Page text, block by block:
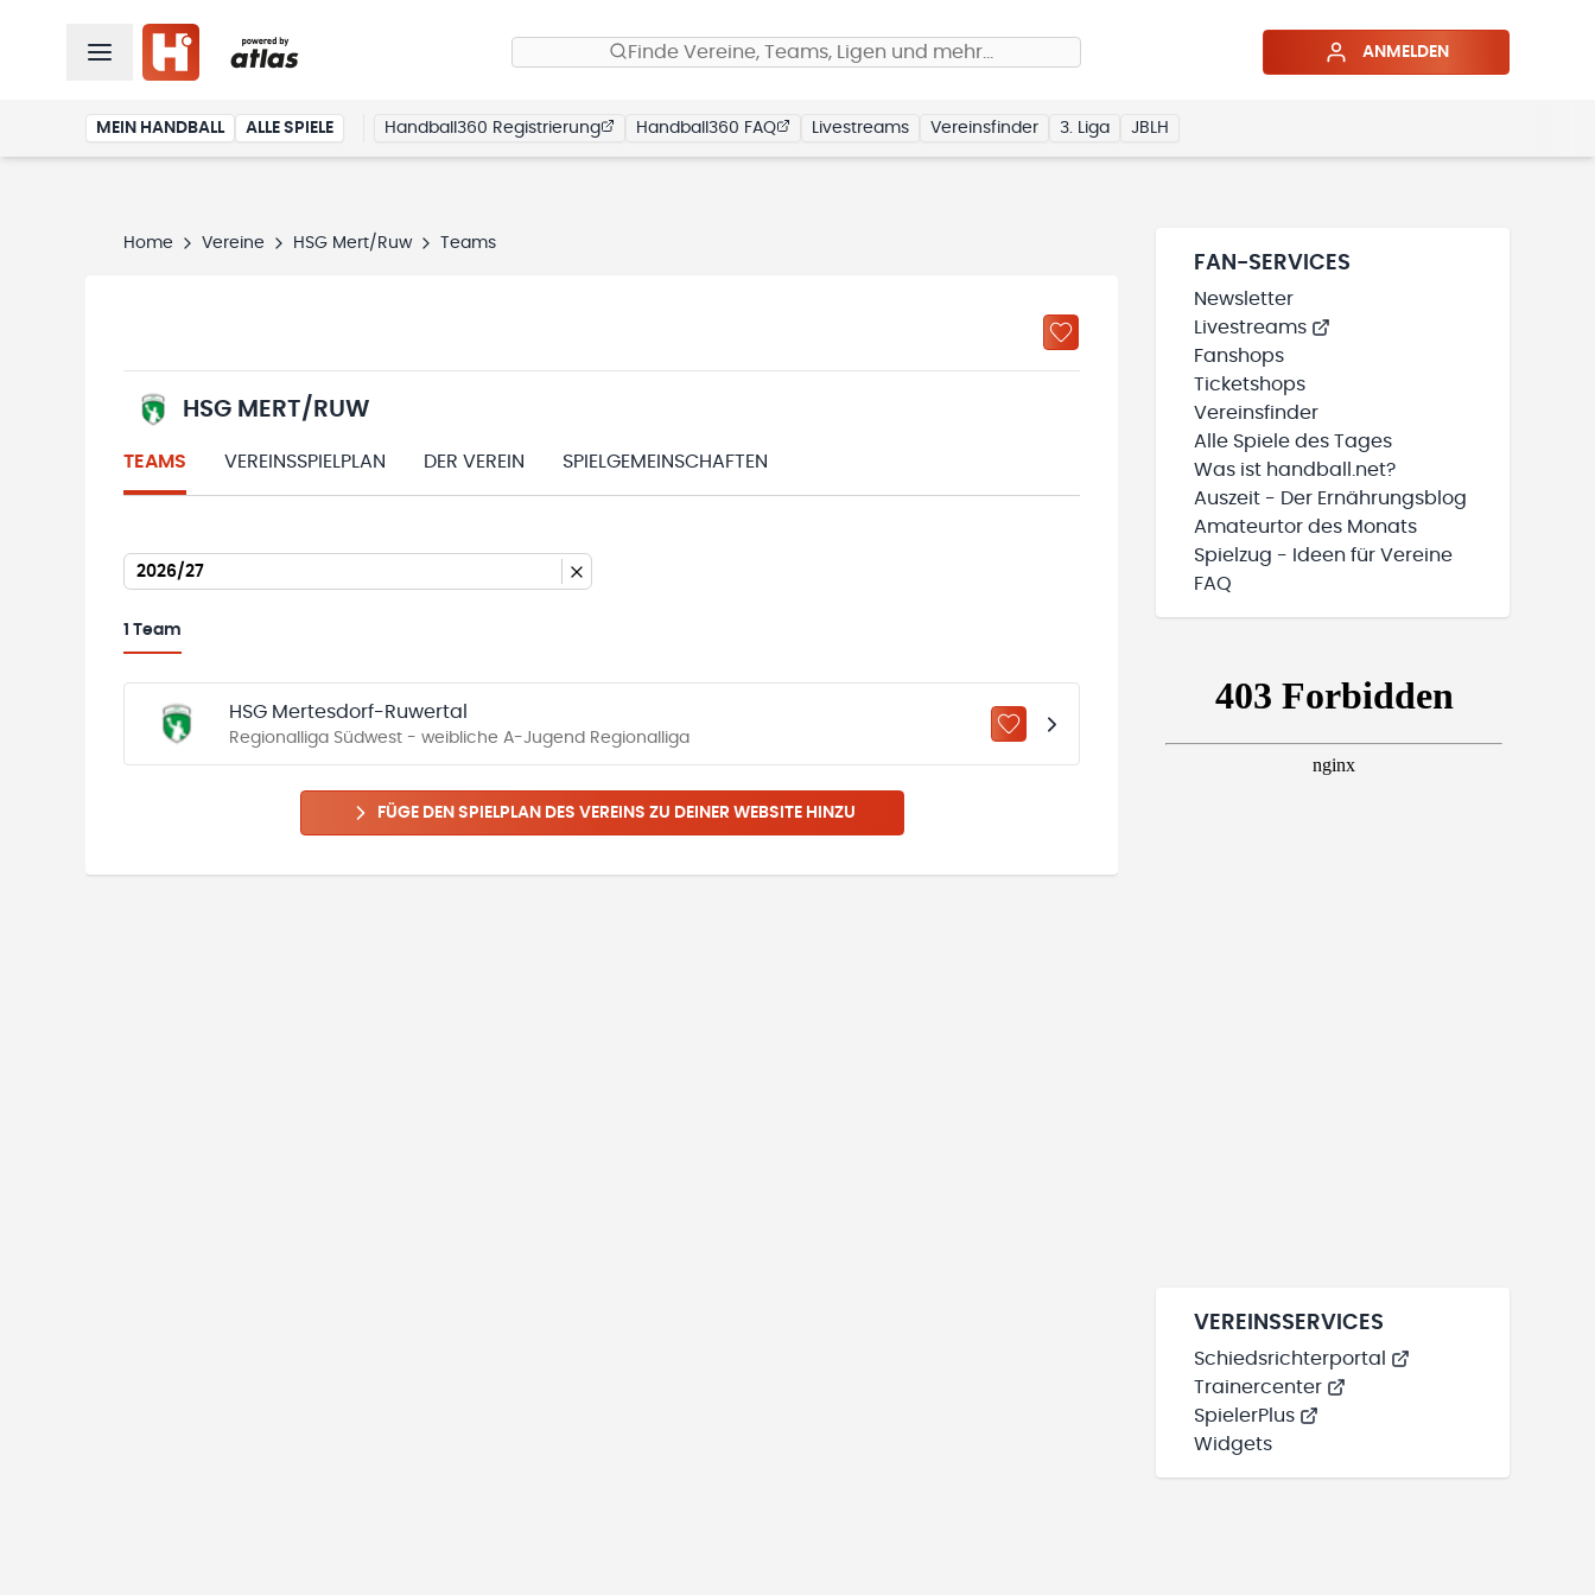
Finde Vereine, Teams, Ligen und mehr… ANMELDEN
MEIN HANDBALL ALLE SPIELE Handball360 Registrierung Handball360 FAQ Livestreams Vereinsfinder 3. Liga JBLH
Home Vereine HSG Mert/Ruw Teams
HSG MERT/RUW
TEAMS VEREINSSPIELPLAN DER VEREIN SPIELGEMEINSCHAFTEN
2026/27
1 Team
HSG Mertesdorf-Ruwertal
Regionalliga Südwest - weibliche A-Jugend Regionalliga ZU „MEINE TEAMS“ HINZUFÜGEN
FÜGE DEN SPIELPLAN DES VEREINS ZU DEINER WEBSITE HINZU
FAN-SERVICES
Newsletter
Livestreams
Fanshops
Ticketshops
Vereinsfinder
Alle Spiele des Tages
Was ist handball.net?
Auszeit - Der Ernährungsblog
Amateurtor des Monats
Spielzug - Ideen für Vereine
FAQ
VEREINSSERVICES
Schiedsrichterportal
Trainercenter
SpielerPlus
Widgets